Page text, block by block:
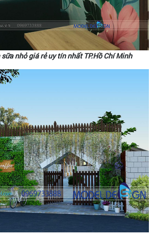
nhỏ giá rẻ uy tín nhất TP.Hồ Chí Minh